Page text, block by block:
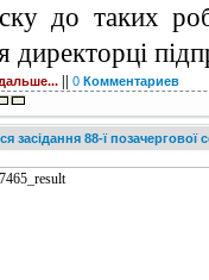
до таких
директорці
0 Комментариев
засідання 88-ї позачергової